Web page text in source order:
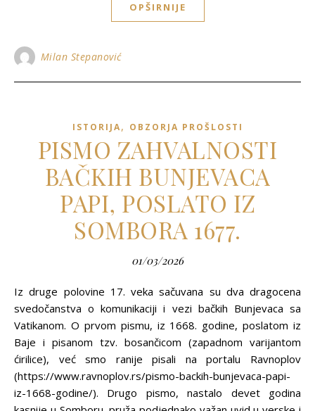
OPŠIRNIJE
Milan Stepanović
ISTORIJA, OBZORJA PROŠLOSTI
PISMO ZAHVALNOSTI
BAČKIH BUNJEVACA
PAPI, POSLATO IZ
SOMBORA 1677.
01/03/2026
Iz druge polovine 17. veka sačuvana su dva dragocena
svedočanstva o komunikaciji i vezi bačkih Bunjevaca sa
Vatikanom. O prvom pismu, iz 1668. godine, poslatom iz
Baje i pisanom tzv. bosančicom (zapadnom varijantom
ćirilice), već smo ranije pisali na portalu Ravnoplov
(https://www.ravnoplov.rs/pismo-backih-bunjevaca-papi-
iz-1668-godine/). Drugo pismo, nastalo devet godina